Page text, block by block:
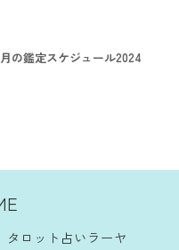
の鑑定スケジュール2024
タロット占いラーヤ